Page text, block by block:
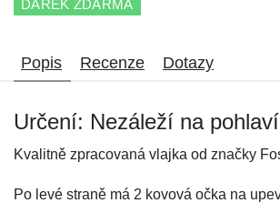
DÁREK ZDARMA
Popis Recenze Dotazy
Určení: Nezáleží na pohlaví
Kvalitně zpracovaná vlajka od značky
Po levé straně má 2 kovová očka na